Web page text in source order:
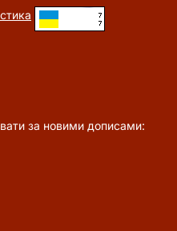
за новими дописами: